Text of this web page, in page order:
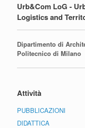
Urb&Com LoG -
Logistics and
Dipartimento di
Politecnico di Milano
Attività
PUBBLICAZIONI
DIDATTICA